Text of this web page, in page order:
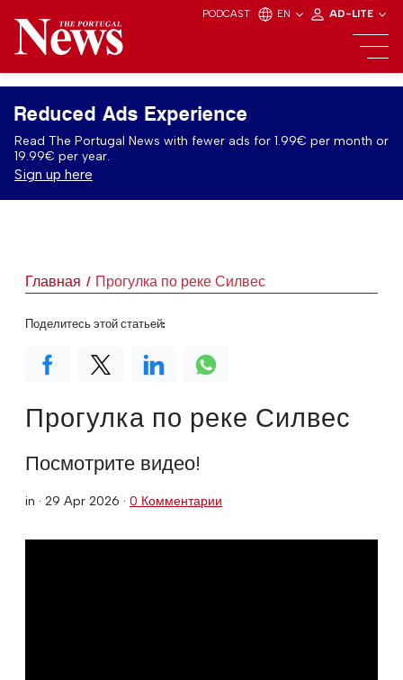
PODCAST EN AD-LITE
Reduced Ads Experience
Read The Portugal News with fewer ads for 1.99€ per month or
19.99€ per year.
Sign up here
Главная Прогулка по реке Силвес
Прогулка по реке Силвес
Посмотрите видео!
in · 29 Apr 2026 · 0 Комментарии
Поделитесь этой статьей: